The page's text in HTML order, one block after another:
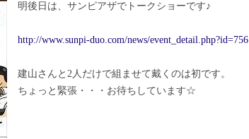
明後日は、サンピアザでトークショーです♪
http://www.sunpi-duo.com/news/event_detail.php?id=756
建山さんと2人だけで組ませて戴くのは初です。
ちょっと緊張・・・お待ちしています☆